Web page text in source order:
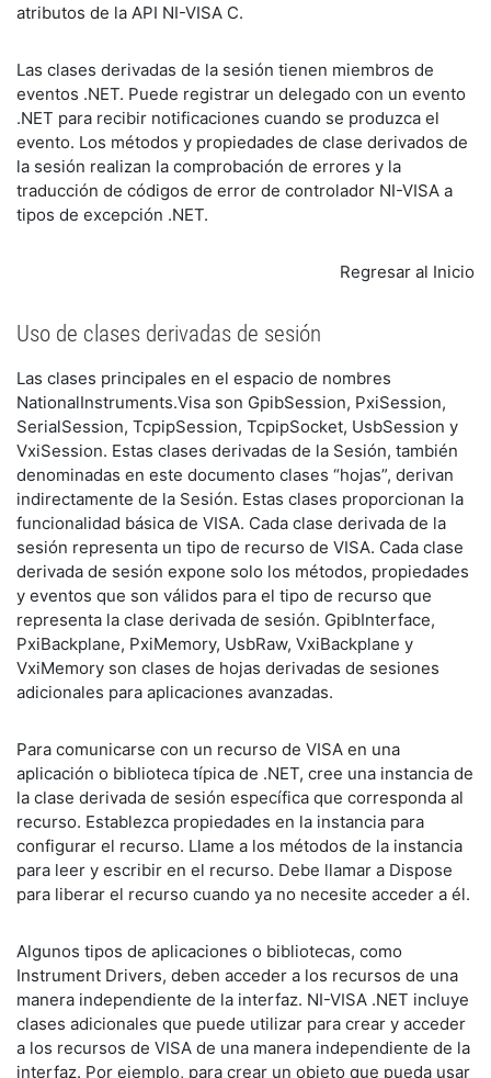
atributos de la API NI-VISA C.
Las clases derivadas de la sesión tienen miembros de
eventos .NET. Puede registrar un delegado con un evento
.NET para recibir notificaciones cuando se produzca el
evento. Los métodos y propiedades de clase derivados de
la sesión realizan la comprobación de errores y la
traducción de códigos de error de controlador NI-VISA a
tipos de excepción .NET.
Regresar al Inicio
Uso de clases derivadas de sesión
Las clases principales en el espacio de nombres
NationalInstruments.Visa son GpibSession, PxiSession,
SerialSession, TcpipSession, TcpipSocket, UsbSession y
VxiSession. Estas clases derivadas de la Sesión, también
denominadas en este documento clases “hojas”, derivan
indirectamente de la Sesión. Estas clases proporcionan la
funcionalidad básica de VISA. Cada clase derivada de la
sesión representa un tipo de recurso de VISA. Cada clase
derivada de sesión expone solo los métodos, propiedades
y eventos que son válidos para el tipo de recurso que
representa la clase derivada de sesión. GpibInterface,
PxiBackplane, PxiMemory, UsbRaw, VxiBackplane y
VxiMemory son clases de hojas derivadas de sesiones
adicionales para aplicaciones avanzadas.
Para comunicarse con un recurso de VISA en una
aplicación o biblioteca típica de .NET, cree una instancia de
la clase derivada de sesión específica que corresponda al
recurso. Establezca propiedades en la instancia para
configurar el recurso. Llame a los métodos de la instancia
para leer y escribir en el recurso. Debe llamar a Dispose
para liberar el recurso cuando ya no necesite acceder a él.
Algunos tipos de aplicaciones o bibliotecas, como
Instrument Drivers, deben acceder a los recursos de una
manera independiente de la interfaz. NI-VISA .NET incluye
clases adicionales que puede utilizar para crear y acceder
a los recursos de VISA de una manera independiente de la
interfaz. Por ejemplo, para crear un objeto que pueda usar